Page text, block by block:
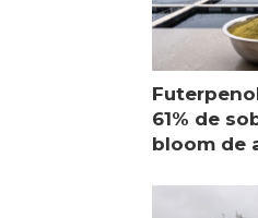
61% de
bloom de